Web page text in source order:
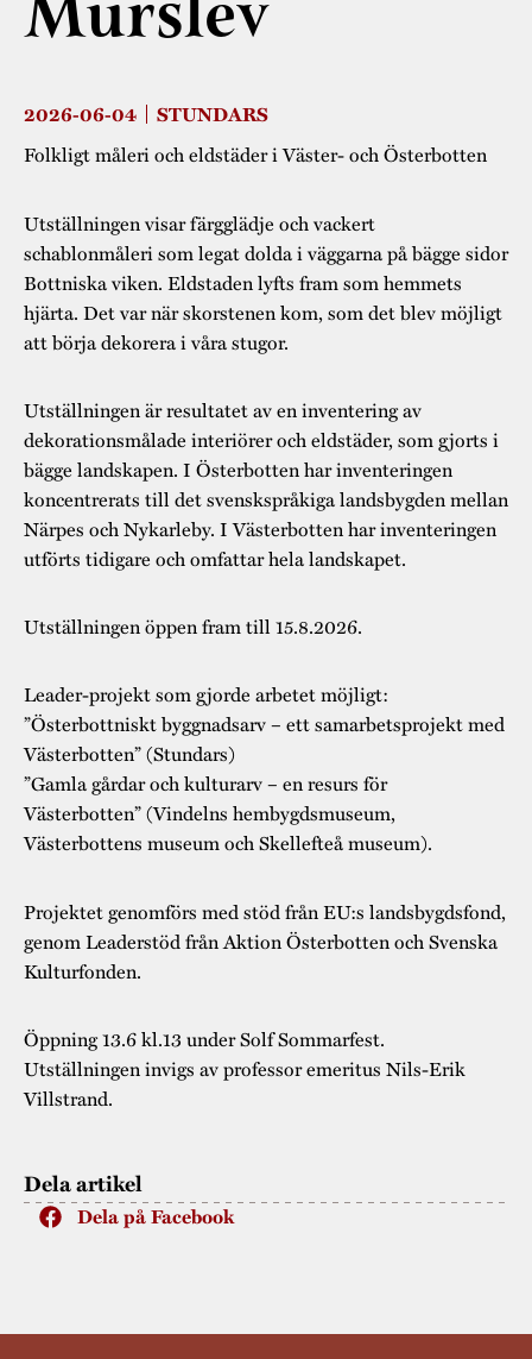
Hållbar utveckling
Hantverk
Projekt
Stugornas Stundars
Museisamlingarna
Årsberättelser
Årets Gunnar
Stundars
registerbeskrivning
Dela artikel
Dela på Facebook
2026-06-04 STUNDARS
Folkligt måleri och eldstäder i Väster- och Österbotten
Utställningen visar färgglädje och vackert
schablonmåleri som legat dolda i väggarna på bägge sidor
Bottniska viken. Eldstaden lyfts fram som hemmets
hjärta. Det var när skorstenen kom, som det blev möjligt
att börja dekorera i våra stugor.
Utställningen är resultatet av en inventering av
dekorationsmålade interiörer och eldstäder, som gjorts i
bägge landskapen. I Österbotten har inventeringen
koncentrerats till det svenskspråkiga landsbygden mellan
Närpes och Nykarleby. I Västerbotten har inventeringen
utförts tidigare och omfattar hela landskapet.
Utställningen öppen fram till 15.8.2026.
Leader-projekt som gjorde arbetet möjligt:
”Österbottniskt byggnadsarv – ett samarbetsprojekt med
Västerbotten” (Stundars)
”Gamla gårdar och kulturarv – en resurs för
Västerbotten” (Vindelns hembygdsmuseum,
Västerbottens museum och Skellefteå museum).
Projektet genomförs med stöd från EU:s landsbygdsfond,
genom Leaderstöd från Aktion Österbotten och Svenska
Kulturfonden.
Öppning 13.6 kl.13 under Solf Sommarfest.
Utställningen invigs av professor emeritus Nils-Erik
Villstrand.